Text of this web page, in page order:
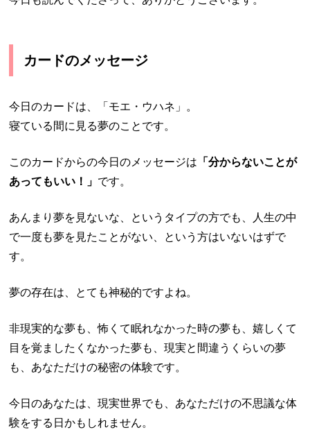
カードのメッセージ
今日のカードは、「モエ・ウハネ」。
寝ている間に見る夢のことです。
このカードからの今日のメッセージは 「分からないことが
あってもいい！」 です。
あんまり夢を見ないな、というタイプの方でも、人生の中
で一度も夢を見たことがない、という方はいないはずで
す。
夢の存在は、とても神秘的ですよね。
非現実的な夢も、怖くて眠れなかった時の夢も、嬉しくて
目を覚ましたくなかった夢も、現実と間違うくらいの夢
も、あなただけの秘密の体験です。
今日のあなたは、現実世界でも、あなただけの不思議な体
験をする日かもしれません。